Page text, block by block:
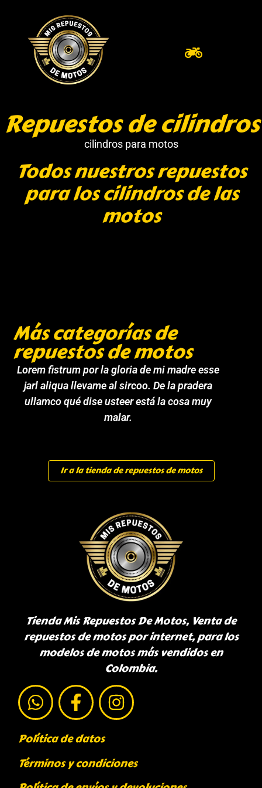
Repuestos de cilindros
cilindros para motos
Todos nuestros repuestos
para los cilindros de las
motos
Más categorías de
repuestos de motos
Lorem fistrum por la gloria de mi madre esse
jarl aliqua llevame al sircoo. De la pradera
ullamco qué dise usteer está la cosa muy
malar.
Ir a la tienda de repuestos de motos
Tienda Mis Repuestos De Motos, Venta de
repuestos de motos por internet, para los
modelos de motos más vendidos en
Colombia.
Política de datos
Términos y condiciones